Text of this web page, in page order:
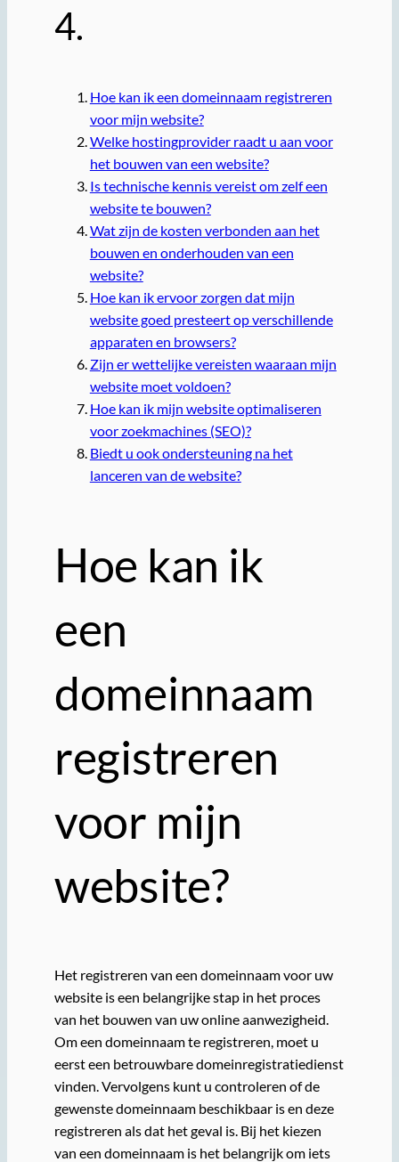
4.
Hoe kan ik een domeinnaam registreren
voor mijn website?
Welke hostingprovider raadt u aan voor
het bouwen van een website?
Is technische kennis vereist om zelf een
website te bouwen?
Wat zijn de kosten verbonden aan het
bouwen en onderhouden van een
website?
Hoe kan ik ervoor zorgen dat mijn
website goed presteert op verschillende
apparaten en browsers?
Zijn er wettelijke vereisten waaraan mijn
website moet voldoen?
Hoe kan ik mijn website optimaliseren
voor zoekmachines (SEO)?
Biedt u ook ondersteuning na het
lanceren van de website?
Hoe kan ik
een
domeinnaam
registreren
voor mijn
website?
Het registreren van een domeinnaam voor uw
website is een belangrijke stap in het proces
van het bouwen van uw online aanwezigheid.
Om een domeinnaam te registreren, moet u
eerst een betrouwbare domeinregistratiedienst
vinden. Vervolgens kunt u controleren of de
gewenste domeinnaam beschikbaar is en deze
registreren als dat het geval is. Bij het kiezen
van een domeinnaam is het belangrijk om iets